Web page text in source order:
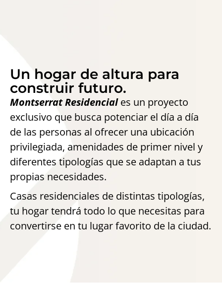
Un hogar de altura para
construir futuro.
Montserrat Residenciales un proyecto
exclusivo que busca potenciar el día a día
de las personas al ofrecer una ubicación
privilegiada, amenidades de primer nivel y
diferentes tipologías que se adaptan a tus
propias necesidades.
Casas residenciales de distintas tipologías,
tu hogar tendrá todo lo que necesitas para
convertirse en tu lugar favorito de la ciudad.